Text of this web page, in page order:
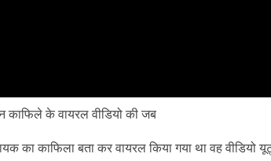
काफिले के वायरल वीडियो की जब
का काफिला बता कर वायरल किया गया था वह वीडियो